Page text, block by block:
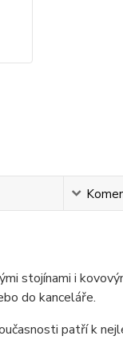
stojínami i
do kanceláře.
patří k